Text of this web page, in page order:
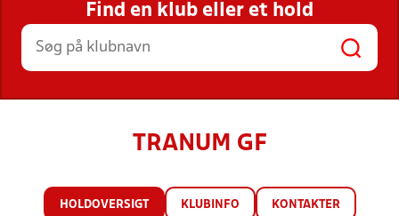
STILLINGER, RESULTATER, KLUBBER OG
HOLD
Find en klub eller et hold
TRANUM GF
HOLDOVERSIGT KLUBINFO KONTAKTER